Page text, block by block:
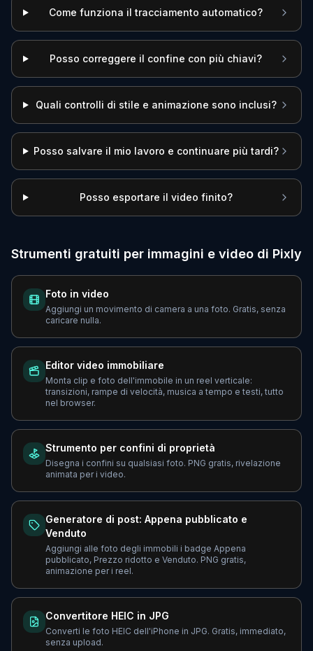
Come funziona il tracciamento automatico?
Posso correggere il confine con più chiavi?
Quali controlli di stile e animazione sono inclusi?
Posso salvare il mio lavoro e continuare più tardi?
Posso esportare il video finito?
Strumenti gratuiti per immagini e video di Pixly
Foto in video
Aggiungi un movimento di camera a una foto. Gratis, senza
caricare nulla.
Editor video immobiliare
Monta clip e foto dell'immobile in un reel verticale:
transizioni, rampe di velocità, musica a tempo e testi, tutto
nel browser.
Strumento per confini di proprietà
Disegna i confini su qualsiasi foto. PNG gratis, rivelazione
animata per i video.
Generatore di post: Appena pubblicato e
Venduto
Aggiungi alle foto degli immobili i badge Appena
pubblicato, Prezzo ridotto e Venduto. PNG gratis,
animazione per i reel.
Convertitore HEIC in JPG
Converti le foto HEIC dell'iPhone in JPG. Gratis, immediato,
senza upload.